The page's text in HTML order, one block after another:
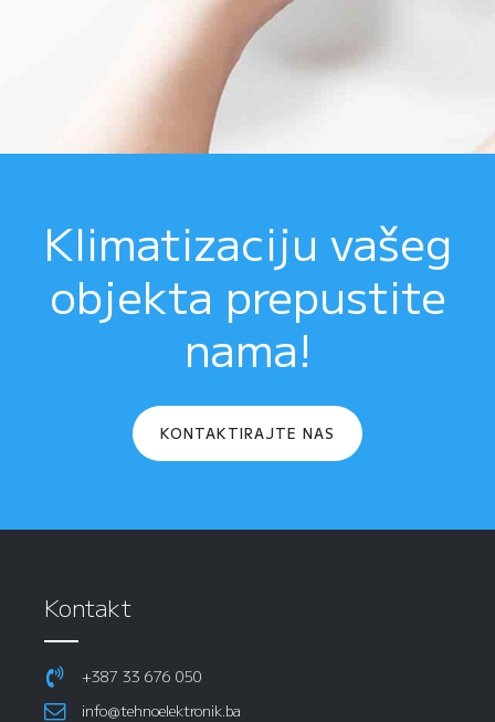
Klimatizaciju vašeg
objekta prepustite
nama!
KONTAKTIRAJTE NAS
Kontakt
+387 33 676 050
info@tehnoelektronik.ba